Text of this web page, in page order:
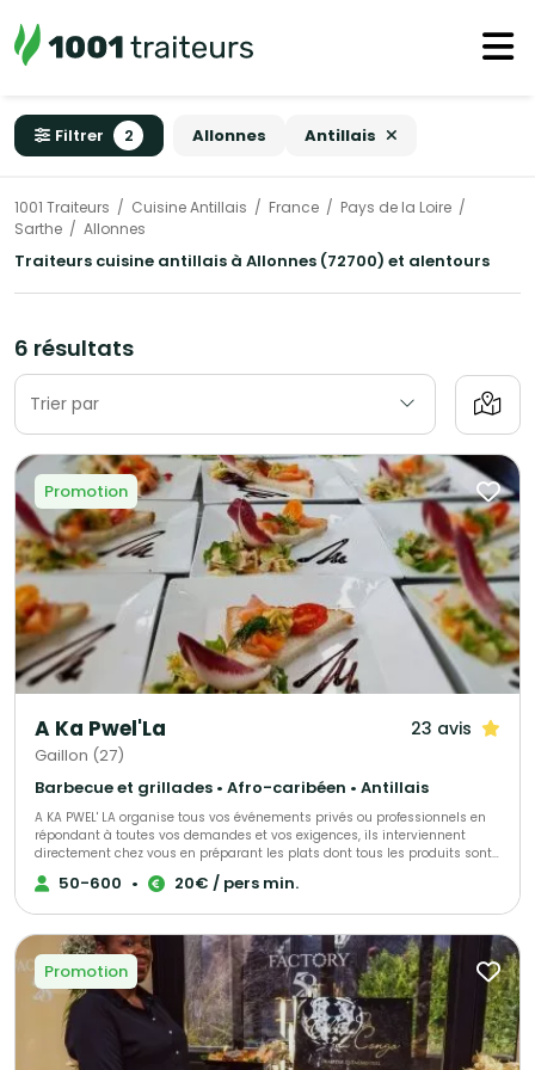
Filtrer 2 Allonnes Antillais
1001 Traiteurs Cuisine Antillais France
Pays de la Loire
Sarthe
Allonnes
Traiteurs cuisine antillais à Allonnes (72700) et alentours
6 résultats
Trier par
Promotion
A Ka Pwel'La 23 avis
Gaillon (27)
Barbecue et grillades • Afro-caribéen • Antillais
A KA PWEL' LA organise tous vos événements privés ou professionnels en
répondant à toutes vos demandes et vos exigences, ils interviennent
directement chez vous en préparant les plats dont tous les produits sont
frais et antillais. Tout est personnalisable et ajustable selon vos envies.
50-600 • 20€ / pers min.
Promotion